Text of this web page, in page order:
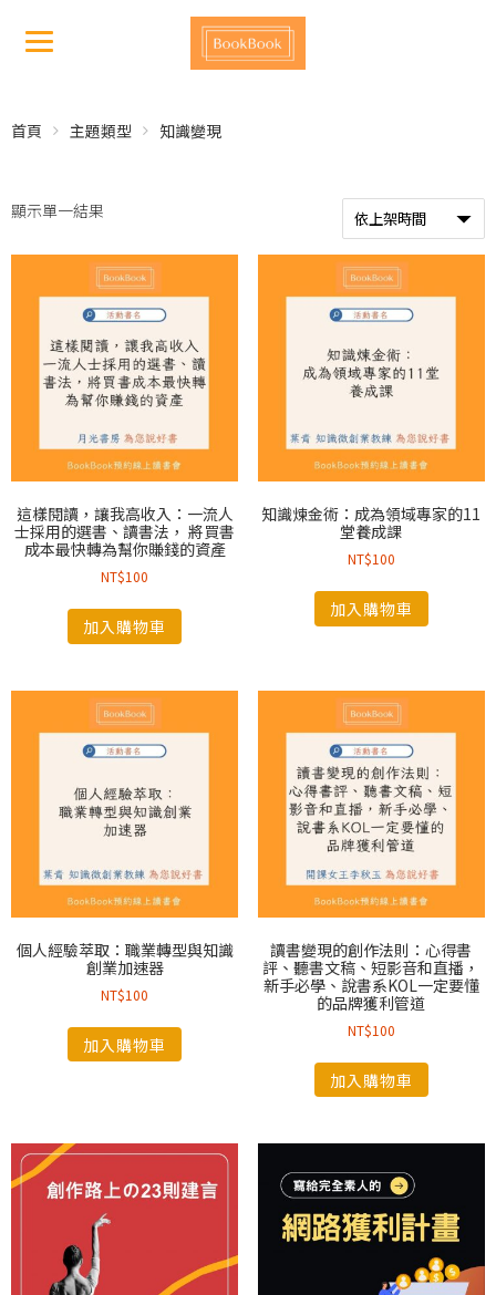
首頁 主題類型 知識變現
顯示單一結果
這樣閱讀，讓我高收入：一流人
士採用的選書、讀書法， 將買書
成本最快轉為幫你賺錢的資產
NT$100
加入購物車
知識煉金術：成為領域專家的11
堂養成課
NT$100
加入購物車
個人經驗萃取：職業轉型與知識
創業加速器
NT$100
加入購物車
讀書變現的創作法則：心得書
評、聽書文稿、短影音和直播，
新手必學、說書系KOL一定要懂
的品牌獲利管道
NT$100
加入購物車